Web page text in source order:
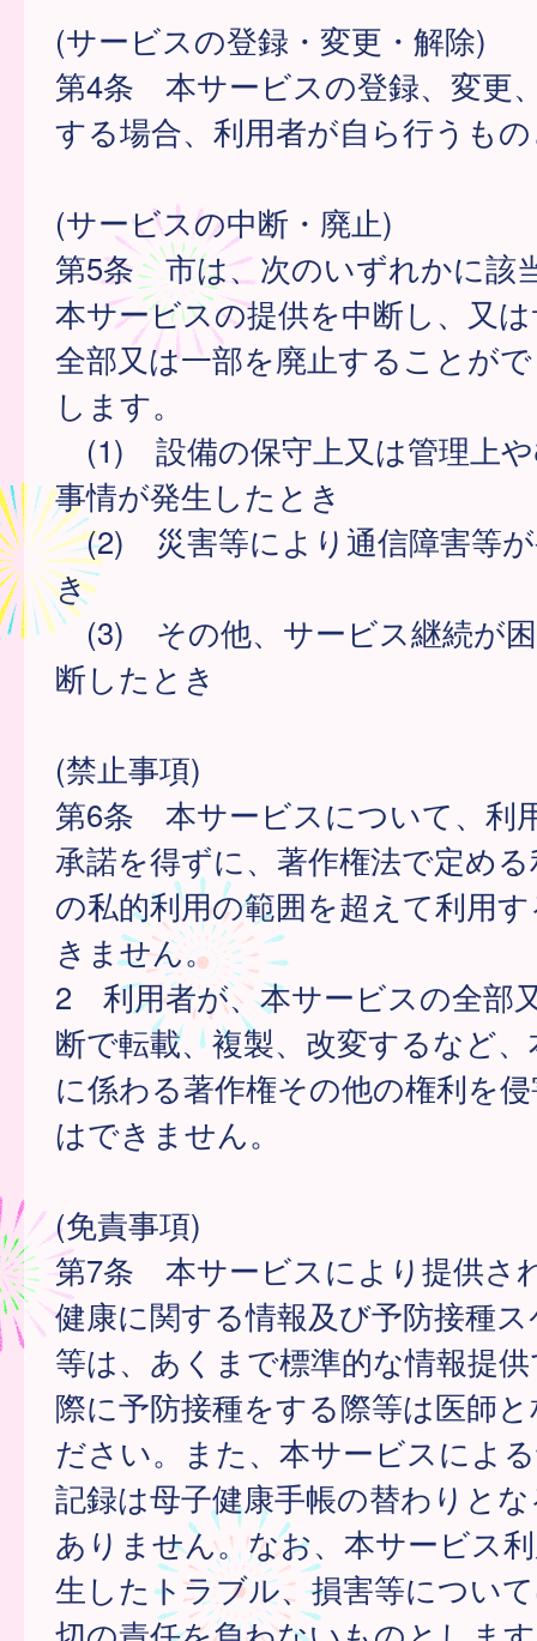
(サービスの登録・変更・解除)
第4条 本サービスの登録、変更
する場合、利用者が自ら行うも
(サービスの中断・廃止)
第5条 市は、次のいずれかに該
本サービスの提供を中断し、又
全部又は一部を廃止することが
します。
(1) 設備の保守上又は管理上
事情が発生したとき
(2) 災害等により通信障害等が
き
(3) その他、サービス継続が困
断したとき
(禁止事項)
第6条 本サービスについて、利
承諾を得ずに、著作権法で定め
の私的利用の範囲を超えて利用
きません。
2 利用者が、本サービスの全部
断で転載、複製、改変するなど
に係わる著作権その他の権利を
はできません。
(免責事項)
第7条 本サービスにより提供さ
健康に関する情報及び予防接種
等は、あくまで標準的な情報提
際に予防接種をする際等は医師
ださい。また、本サービスによ
記録は母子健康手帳の替わりと
ありません。なお、本サービス
生したトラブル、損害等につい